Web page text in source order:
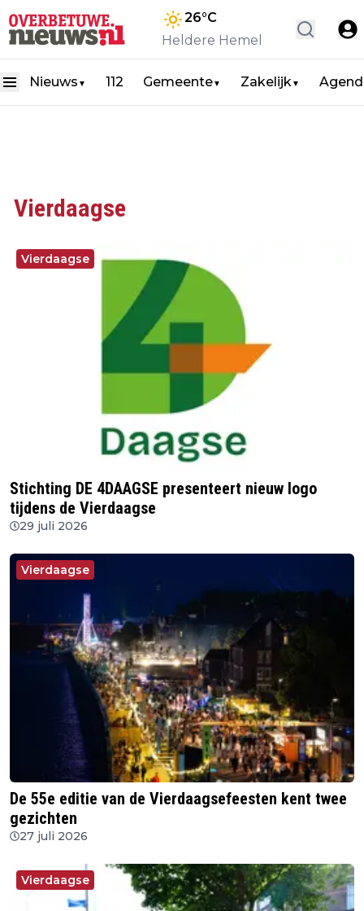
26°C
Heldere Hemel
Nieuws ▼ 112 Gemeente▼ Zakelijk▼
Vierdaagse
Vierdaagse
Stichting DE 4DAAGSE presenteert nieuw logo
tijdens de Vierdaagse
29 juli 2026
Vierdaagse
De 55e editie van de Vierdaagsefeesten kent twee
gezichten
27 juli 2026
Vierdaagse